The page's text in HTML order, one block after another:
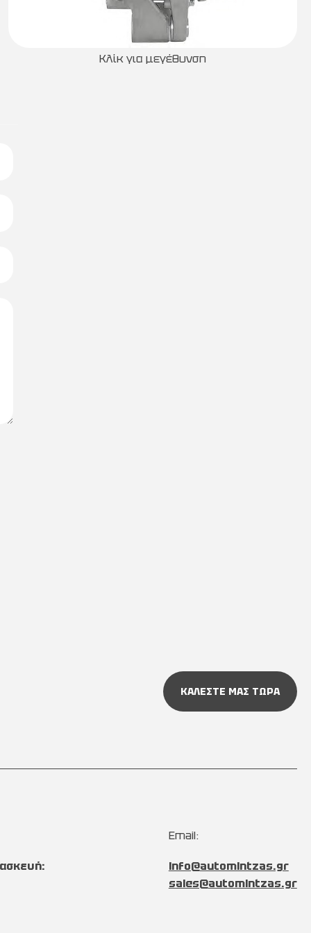
Κλίκ για μεγέθυνση
ΚΑΛΕΣΤΕ ΜΑΣ ΤΩΡΑ
Email:
info@automintzas.gr
sales@automintzas.gr